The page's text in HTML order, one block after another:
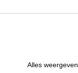
Alles weergeven